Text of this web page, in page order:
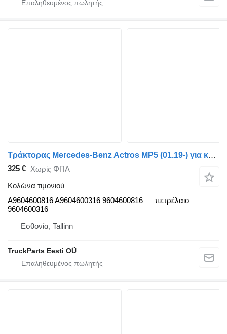
Τράκτορας Mercedes-Benz Actros MP5 (01.19-) για κολώνα τιμονιού Mercedes-Benz A9604600816
325 € Χωρίς ΦΠΑ
Κολώνα τιμονιού
A9604600816 A9604600316 9604600816
9604600316
πετρέλαιο
Εσθονία, Tallinn
TruckParts Eesti OÜ